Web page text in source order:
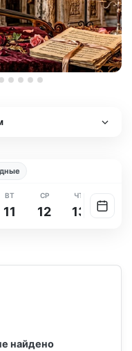
ВТ
11
СР
12
ЧТ
13 14
найдено